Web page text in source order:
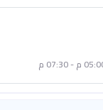
م - 07:30 م